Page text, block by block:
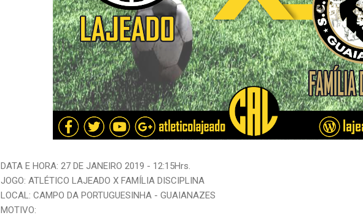
DATA E HORA: 27 DE JANEIRO 2019 - 12:15Hrs.
JOGO: ATLÉTICO LAJEADO X FAMÍLIA DISCIPLINA
LOCAL: CAMPO DA PORTUGUESINHA - GUAIANAZES
MOTIVO: